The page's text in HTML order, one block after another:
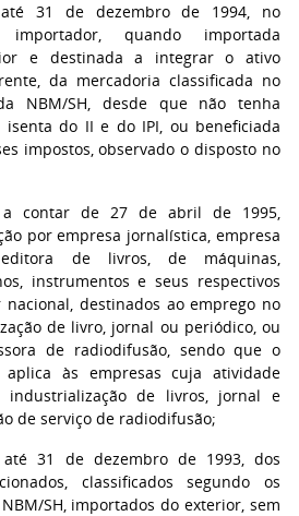
até 31 de dezembro de 1994, no
importador, quando importada
e destinada a integrar o ativo
da mercadoria classificada no
NBM/SH, desde que não tenha
do II e do IPI, ou beneficiada
impostos, observado o disposto no
a contar de 27 de abril de 1995,
por empresa jornalística, empresa
de livros, de máquinas,
instrumentos e seus respectivos
nacional, destinados ao emprego no
de livro, jornal ou periódico, ou
de radiodifusão, sendo que o
às empresas cuja atividade
industrialização de livros, jornal e
de serviço de radiodifusão;
até 31 de dezembro de 1993, dos
classificados segundo os
SH, importados do exterior, sem